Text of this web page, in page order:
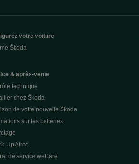
votre voiture
Škoda
& après-vente
technique
chez Škoda
de votre nouvelle Škoda
sur les batteries
Up Airco
de service weCare